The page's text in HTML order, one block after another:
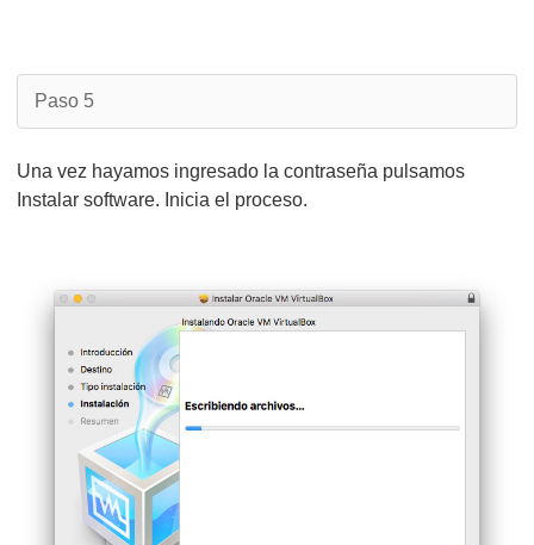
Paso 5
Una vez hayamos ingresado la contraseña pulsamos
Instalar software. Inicia el proceso.